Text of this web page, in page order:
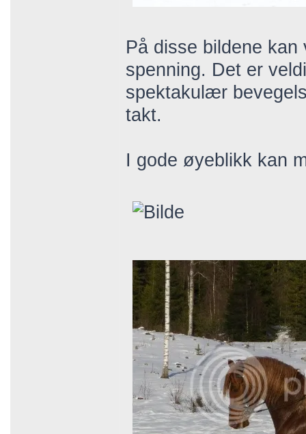
På disse bildene
spenning. Det er
spektakulær
takt.
I gode øyeblikk kan